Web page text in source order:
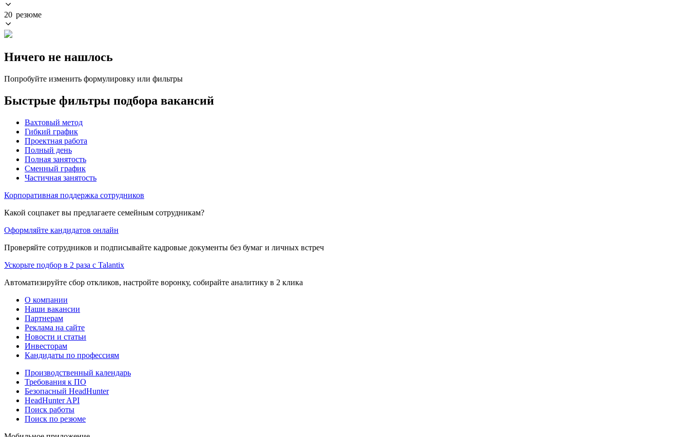
20 резюме
Ничего не нашлось
Попробуйте изменить формулировку или фильтры
Быстрые фильтры подбора вакансий
Вахтовый метод
Гибкий график
Проектная работа
Полный день
Полная занятость
Сменный график
Частичная занятость
Корпоративная поддержка сотрудников
Какой соцпакет вы предлагаете семейным сотрудникам?
Оформляйте кандидатов онлайн
Проверяйте сотрудников и подписывайте кадровые документы без бумаг и личных встреч
Ускорьте подбор в 2 раза с Talantix
Автоматизируйте сбор откликов, настройте воронку, собирайте аналитику в 2 клика
О компании
Наши вакансии
Партнерам
Реклама на сайте
Новости и статьи
Инвесторам
Кандидаты по профессиям
Производственный календарь
Требования к ПО
Безопасный HeadHunter
HeadHunter API
Поиск работы
Поиск по резюме